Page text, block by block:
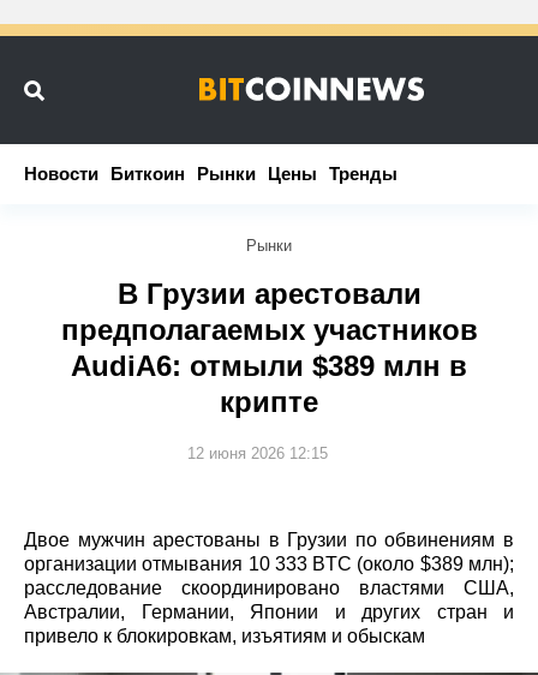
Новости Биткоин Рынки Цены Тренды
Новости Биткоин Рынки Цены Тренды
Рынки
В Грузии арестовали
предполагаемых участников
AudiA6: отмыли $389 млн в
крипте
12 июня 2026 12:15
Двое мужчин арестованы в Грузии по обвинениям в
организации отмывания 10 333 BTC (около $389 млн);
расследование скоординировано властями США,
Австралии, Германии, Японии и других стран и
привело к блокировкам, изъятиям и обыскам